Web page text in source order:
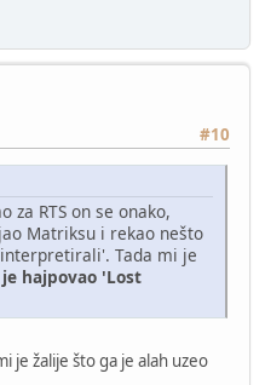
#10
za RTS on se onako,
Matriksu i rekao nešto
Tada mi je
hajpovao 'Lost
je žalije što ga je alah uzeo